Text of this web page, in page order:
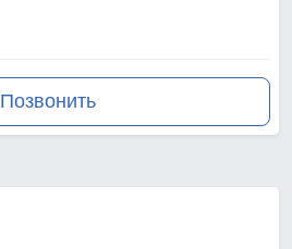
Позвонить